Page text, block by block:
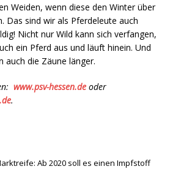
Weiden, wenn diese den Winter über
Das sind wir als Pferdeleute auch
Nicht nur Wild kann sich verfangen,
ein Pferd aus und läuft hinein. Und
auch die Zäune länger.
www.psv-hessen.de oder
.
Ab 2020 soll es einen Impfstoff